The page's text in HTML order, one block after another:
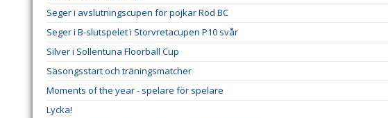
Seger i avslutningscupen för pojkar Röd BC
Seger i B-slutspelet i Storvretacupen P10 svår
Silver i Sollentuna Floorball Cup
Säsongsstart och träningsmatcher
Moments of the year - spelare för spelare
Lycka!